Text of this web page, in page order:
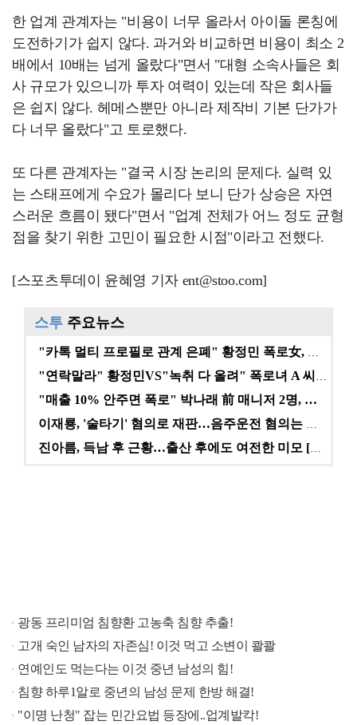
한 업계 관계자는 "비용이 너무 올라서 아이돌 론칭에
도전하기가 쉽지 않다. 과거와 비교하면 비용이 최소 2
배에서 10배는 넘게 올랐다"면서 "대형 소속사들은 회
사 규모가 있으니까 투자 여력이 있는데 작은 회사들
은 쉽지 않다. 헤메스뿐만 아니라 제작비 기본 단가가
다 너무 올랐다"고 토로했다.
또 다른 관계자는 "결국 시장 논리의 문제다. 실력 있
는 스태프에게 수요가 몰리다 보니 단가 상승은 자연
스러운 흐름이 됐다"면서 "업계 전체가 어느 정도 균형
점을 찾기 위한 고민이 필요한 시점"이라고 전했다.
[스포츠투데이 윤혜영 기자 ent@stoo.com]
스투 주요뉴스
"카톡 멀티 프로필로 관계 은폐" 황정민 폭로女, 문자…
"연락말라" 황정민VS"녹취 다 올려" 폭로녀 A 씨,…
"매출 10% 안주면 폭로" 박나래 前 매니저 2명, …
이재룡, '술타기' 혐의로 재판…음주운전 혐의는 미적용…
진아름, 득남 후 근황…출산 후에도 여전한 미모 [스타…